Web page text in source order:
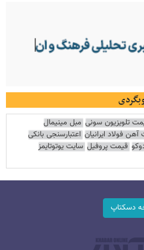
تلویزیون سونی مبل مینیمال
فولاد ایرانیان اعتبارسنجی بانکی
قیمت پروفیل سایت یوتوتایمز
دسکتاپ